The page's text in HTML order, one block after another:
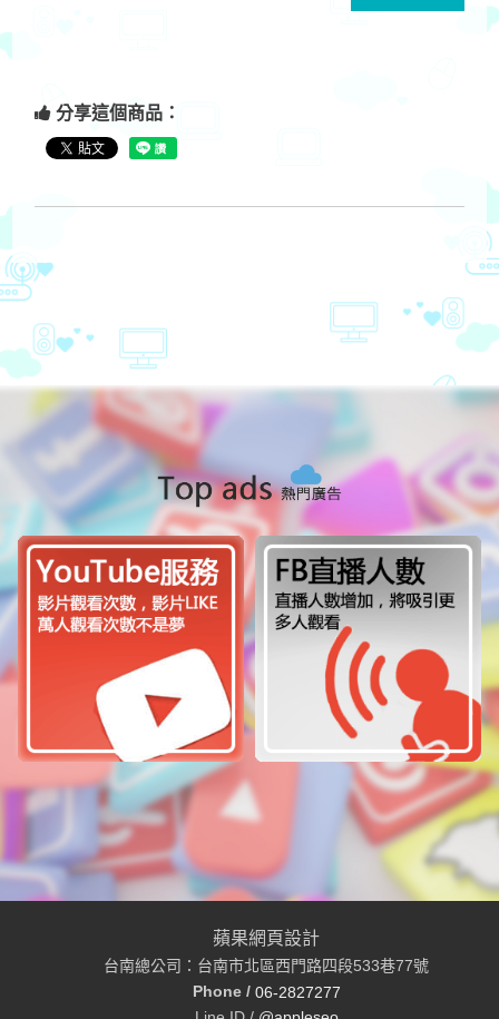
分享這個商品：
蘋果網頁設計
台南總公司：台南市北區西門路四段533巷77號
Phone / 06-2827277